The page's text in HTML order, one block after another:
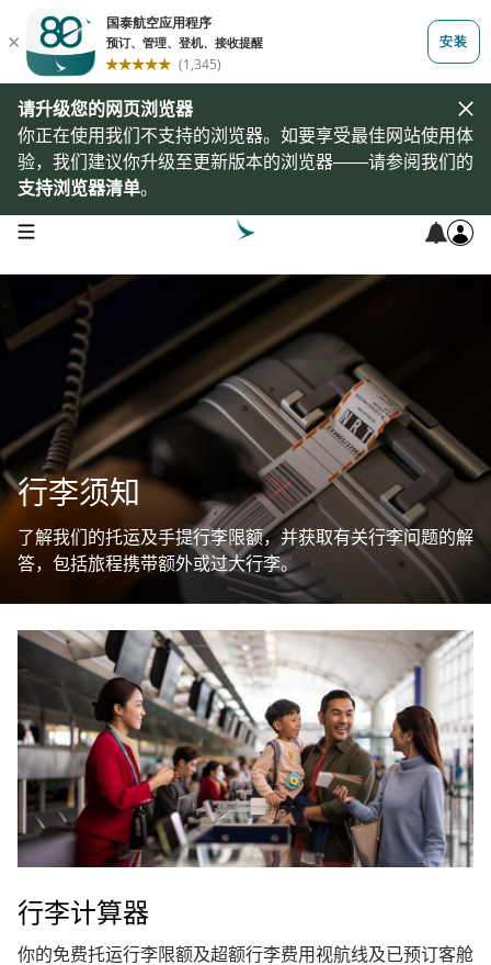
请升级您的网页浏览器
你正在使用我们不支持的浏览器。如要享受最佳网站使用体
验，我们建议你升级至更新版本的浏览器——请参阅我们的
支持浏览器清单。
open navigation menu
行李须知
了解我们的托运及手提行李限额，并获取有关行李问题的解
答，包括旅程携带额外或过大行李。
行李计算器
你的免费托运行李限额及超额行李费用视航线及已预订客舱